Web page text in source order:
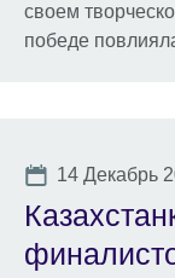
своем
победе
Date
14 Декабрь